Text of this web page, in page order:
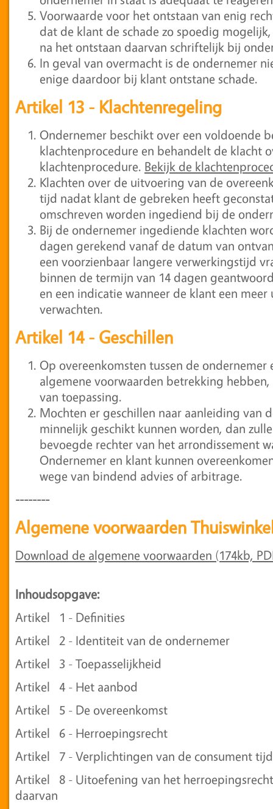
Voorwaarde voor het ontstaan van enig
dat de klant de schade zo spoedig
na het ontstaan daarvan schriftelijk bij
In geval van overmacht is de ondernemer
enige daardoor bij klant ontstane schade.
Artikel 13 - Klachtenregeling
Ondernemer beschikt over een voldoende
klachtenprocedure en behandelt de klacht
klachtenprocedure. Bekijk de
Klachten over de uitvoering van de
tijd nadat klant de gebreken heeft
omschreven worden ingediend bij de
Bij de ondernemer ingediende klachten
dagen gerekend vanaf de datum van
een voorzienbaar langere verwerkingstijd
binnen de termijn van 14 dagen
en een indicatie wanneer de klant een
verwachten.
Artikel 14 - Geschillen
Op overeenkomsten tussen de ondernemer
algemene voorwaarden betrekking
van toepassing.
Mochten er geschillen naar aanleiding van
minnelijk geschikt kunnen worden, dan
bevoegde rechter van het arrondissement
Ondernemer en klant kunnen
wege van bindend advies of arbitrage.
--------
Algemene voorwaarden
Download de algemene voorwaarden (174kb,
Inhoudsopgave:
Artikel 1 - Definities
Artikel 2 - Identiteit van de ondernemer
Artikel 3 - Toepasselijkheid
Artikel 4 - Het aanbod
Artikel 5 - De overeenkomst
Artikel 6 - Herroepingsrecht
Artikel 7 - Verplichtingen van de consument
Artikel 8 - Uitoefening van het
daarvan